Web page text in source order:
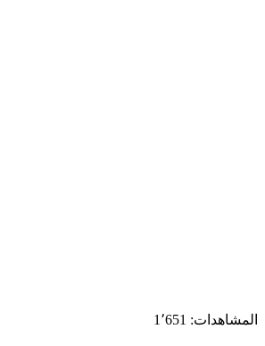
المشاهدات: 1٬651